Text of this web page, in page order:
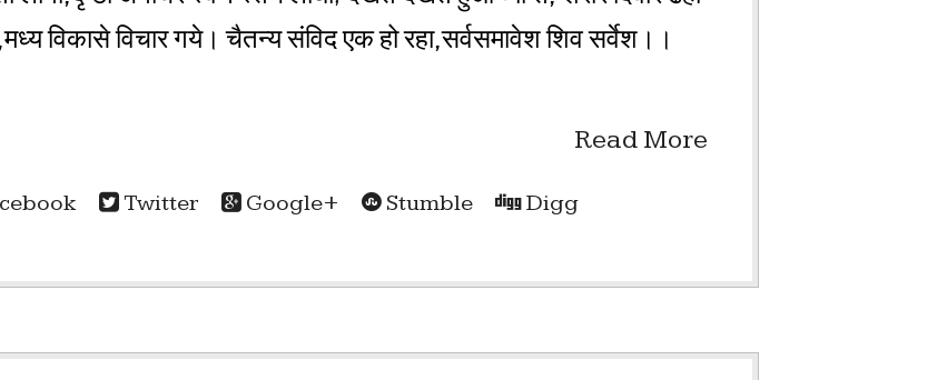
विकासे विचार गये। चैतन्य संविद एक हो रहा,सर्वसमावेश शिव सर्वेश।।
Read More
Twitter Google+ Stumble Digg